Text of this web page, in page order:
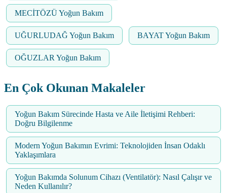
MECİTÖZÜ Yoğun Bakım
UĞURLUDAĞ Yoğun Bakım BAYAT Yoğun Bakım
OĞUZLAR Yoğun Bakım
En Çok Okunan Makaleler
Yoğun Bakım Sürecinde Hasta ve Aile İletişimi Rehberi:
Doğru Bilgilenme
Modern Yoğun Bakımın Evrimi: Teknolojiden İnsan Odaklı
Yaklaşımlara
Yoğun Bakımda Solunum Cihazı (Ventilatör): Nasıl Çalışır ve
Neden Kullanılır?